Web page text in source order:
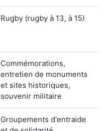
Rugby (rugby à 13, à 15)
Commémorations,
entretien de monuments
et sites historiques,
souvenir militaire
Groupements d'entraide